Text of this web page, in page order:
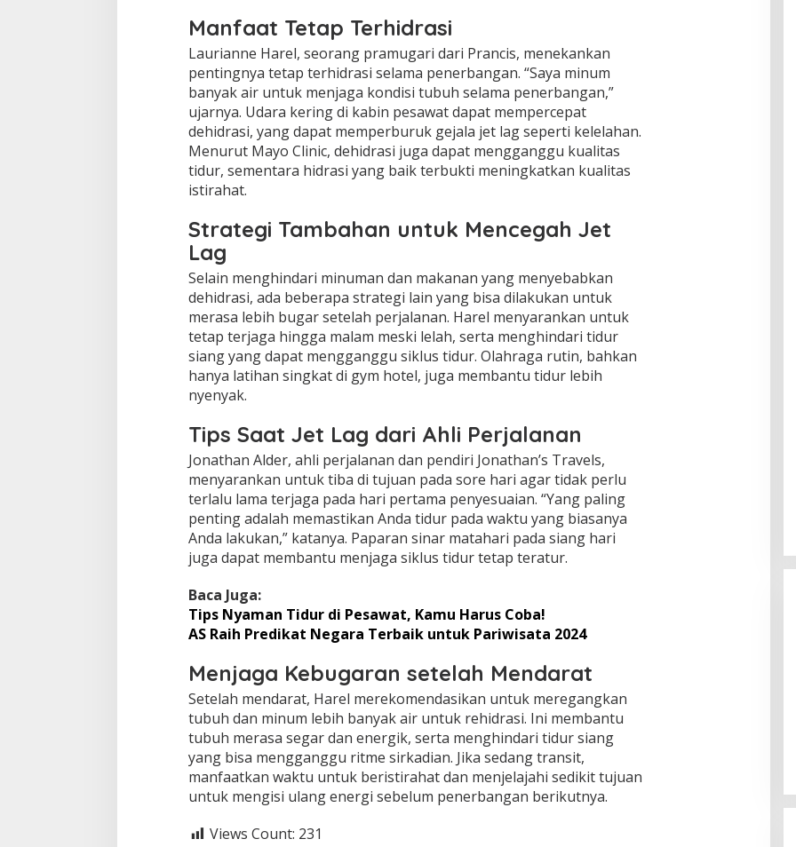
Manfaat Tetap Terhidrasi
Laurianne Harel, seorang pramugari dari Prancis, menekankan
pentingnya tetap terhidrasi selama penerbangan. “Saya minum
banyak air untuk menjaga kondisi tubuh selama penerbangan,”
ujarnya. Udara kering di kabin pesawat dapat mempercepat
dehidrasi, yang dapat memperburuk gejala jet lag seperti kelelahan.
Menurut Mayo Clinic, dehidrasi juga dapat mengganggu kualitas
tidur, sementara hidrasi yang baik terbukti meningkatkan kualitas
istirahat.
Strategi Tambahan untuk Mencegah Jet
Lag
Selain menghindari minuman dan makanan yang menyebabkan
dehidrasi, ada beberapa strategi lain yang bisa dilakukan untuk
merasa lebih bugar setelah perjalanan. Harel menyarankan untuk
tetap terjaga hingga malam meski lelah, serta menghindari tidur
siang yang dapat mengganggu siklus tidur. Olahraga rutin, bahkan
hanya latihan singkat di gym hotel, juga membantu tidur lebih
nyenyak.
Tips Saat Jet Lag dari Ahli Perjalanan
Jonathan Alder, ahli perjalanan dan pendiri Jonathan’s Travels,
menyarankan untuk tiba di tujuan pada sore hari agar tidak perlu
terlalu lama terjaga pada hari pertama penyesuaian. “Yang paling
penting adalah memastikan Anda tidur pada waktu yang biasanya
Anda lakukan,” katanya. Paparan sinar matahari pada siang hari
juga dapat membantu menjaga siklus tidur tetap teratur.
Baca Juga:
Tips Nyaman Tidur di Pesawat, Kamu Harus Coba!
AS Raih Predikat Negara Terbaik untuk Pariwisata 2024
Menjaga Kebugaran setelah Mendarat
Setelah mendarat, Harel merekomendasikan untuk meregangkan
tubuh dan minum lebih banyak air untuk rehidrasi. Ini membantu
tubuh merasa segar dan energik, serta menghindari tidur siang
yang bisa mengganggu ritme sirkadian. Jika sedang transit,
manfaatkan waktu untuk beristirahat dan menjelajahi sedikit tujuan
untuk mengisi ulang energi sebelum penerbangan berikutnya.
Views Count: 231
Sudaryono Resmi Pimpin BGN, Ini
Profil Lengkapnya
Di Berita, Nasional, Politik